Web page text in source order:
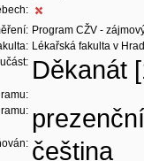
Program CŽV -
Lékařská fakulta v
Děkanát
prezenční
čeština